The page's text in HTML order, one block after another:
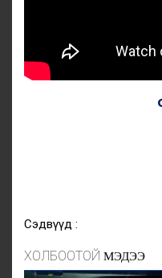
Сэдвүүд :
ХОЛБООТОЙ МЭДЭЭ